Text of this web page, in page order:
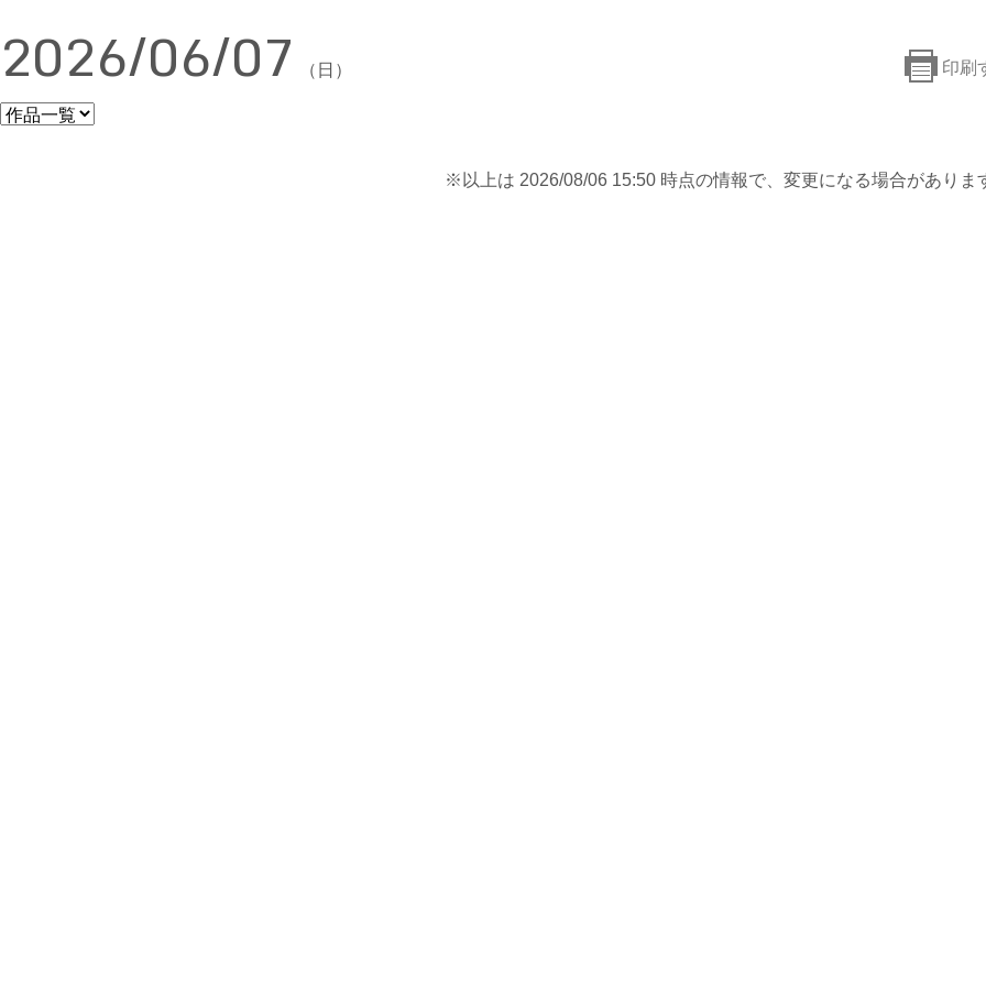
印刷
2026/06/07 （日）
※以上は 2026/08/06 15:50 時点の情報で、変更になる場合がありま